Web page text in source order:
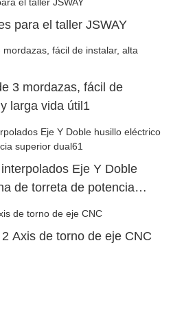
para el taller JSWAY
3 mordazas, fácil de
larga vida útil1
Eje Y Doble
de torreta de potencia
Axis de torno de eje CNC